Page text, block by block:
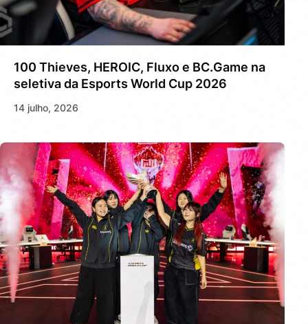
100 Thieves, HEROIC, Fluxo e BC.Game na
seletiva da Esports World Cup 2026
14 julho, 2026